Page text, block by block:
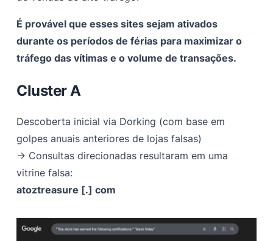
É provável que esses sites sejam ativados
durante os períodos de férias para maximizar o
tráfego das vítimas e o volume de transações.
Cluster A
Descoberta inicial via Dorking (com base em
golpes anuais anteriores de lojas falsas)
→ Consultas direcionadas resultaram em uma
vitrine falsa:
atoztreasure [.] com